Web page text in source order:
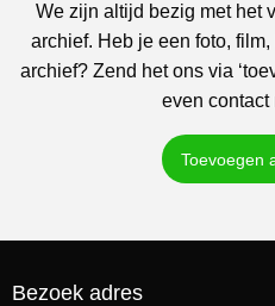
We zijn altijd bezig met het
archief. Heb je een foto,
archief? Zend het ons via
even contact
Toevoegen
Bezoek adres